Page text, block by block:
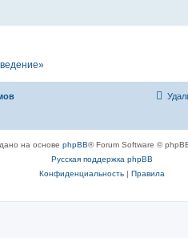
на основе phpBB® Forum Software ©
Русская поддержка phpBB
Конфиденциальность | Правила